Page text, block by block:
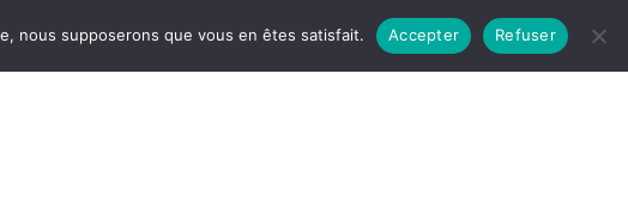
nous supposerons que vous en êtes satisfait. Accepter Refuser